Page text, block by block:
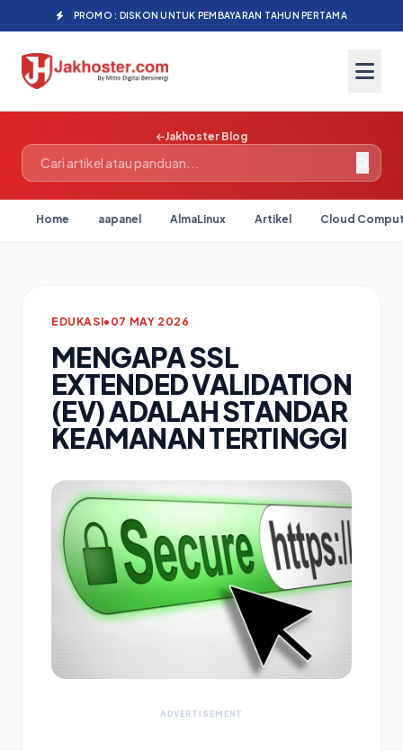
PROMO : DISKON UNTUK PEMBAYARAN TAHUN PERTAMA
Jakhoster Blog
Home aapanel AlmaLinux Artikel Cloud
EDUKASI• 07 MAY 2026
MENGAPA SSL
EXTENDED VALIDATION
(EV) ADALAH STANDAR
KEAMANAN TERTINGGI
ADVERTISEMENT